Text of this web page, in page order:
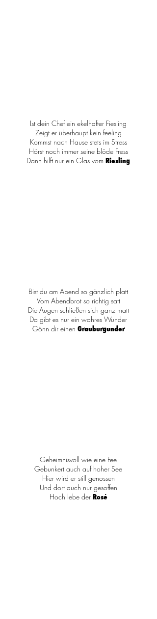
Ist dein Chef ein ekelhafter Fiesling
Zeigt er überhaupt kein feeling
Kommst nach Hause stets im Stress
Hörst noch immer seine blöde Fress
Dann hilft nur ein Glas vom Riesling
Bist du am Abend so gänzlich platt
Vom Abendbrot so richtig satt
Die Augen schließen sich ganz matt
Da gibt es nur ein wahres Wunder
Gönn dir einen Grauburgunder
Geheimnisvoll wie eine Fee
Gebunkert auch auf hoher See
Hier wird er still genossen
Und dort auch nur gesoffen
Hoch lebe der Rosé